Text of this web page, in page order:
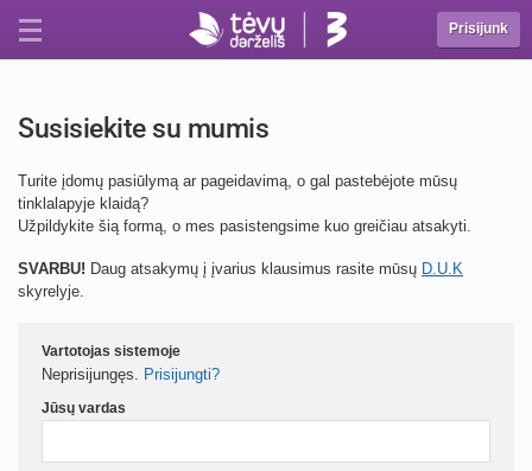
Prisijunk
Susisiekite su mumis
Turite įdomų pasiūlymą ar pageidavimą, o gal pastebėjote mūsų
tinklalapyje klaidą?
Užpildykite šią formą, o mes pasistengsime kuo greičiau atsakyti.
SVARBU! Daug atsakymų į įvarius klausimus rasite mūsų D.U.K
skyrelyje.
Vartotojas sistemoje
Neprisijungęs. Prisijungti?
Jūsų vardas